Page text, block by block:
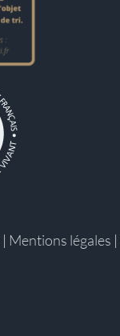
| Mentions légales |